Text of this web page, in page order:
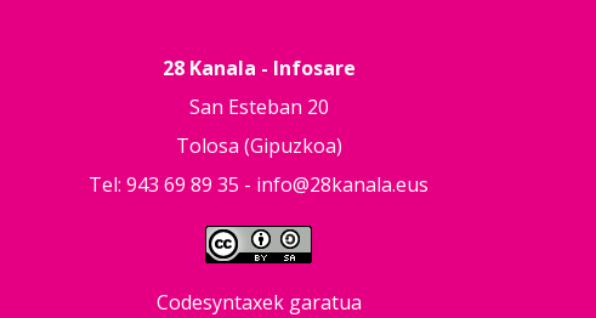
28 Kanala - Infosare
San Esteban 20
Tolosa (Gipuzkoa)
Tel: 943 69 89 35 - info@28kanala.eus
Codesyntaxek garatua